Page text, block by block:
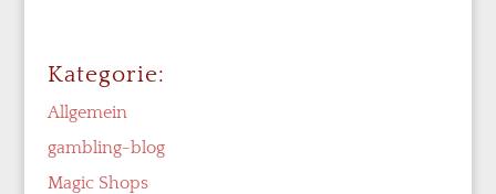
Kategorie:
Allgemein
gambling-blog
Magic Shops